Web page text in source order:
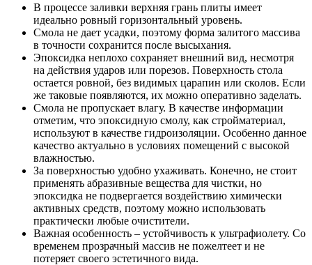
В процессе заливки верхняя грань плиты имеет
идеально ровный горизонтальный уровень.
Смола не дает усадки, поэтому форма залитого массива
в точности сохранится после высыхания.
Эпоксидка неплохо сохраняет внешний вид, несмотря
на действия ударов или порезов. Поверхность стола
остается ровной, без видимых царапин или сколов. Если
же таковые появляются, их можно оперативно заделать.
Смола не пропускает влагу. В качестве информации
отметим, что эпоксидную смолу, как стройматериал,
используют в качестве гидроизоляции. Особенно данное
качество актуально в условиях помещений с высокой
влажностью.
За поверхностью удобно ухаживать. Конечно, не стоит
применять абразивные вещества для чистки, но
эпоксидка не подвергается воздействию химически
активных средств, поэтому можно использовать
практически любые очистители.
Важная особенность – устойчивость к ультрафиолету. Со
временем прозрачный массив не пожелтеет и не
потеряет своего эстетичного вида.